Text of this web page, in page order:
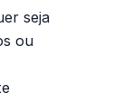
seja
ou